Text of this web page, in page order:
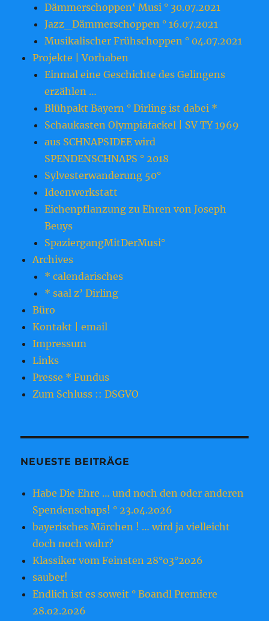
Dämmerschoppen‘ Musi ° 30.07.2021
Jazz_Dämmerschoppen ° 16.07.2021
Musikalischer Frühschoppen ° 04.07.2021
Projekte | Vorhaben
Einmal eine Geschichte des Gelingens
erzählen …
Blühpakt Bayern ° Dirling ist dabei *
Schaukasten Olympiafackel | SV TY 1969
aus SCHNAPSIDEE wird
SPENDENSCHNAPS ° 2018
Sylvesterwanderung 50°
Ideenwerkstatt
Eichenpflanzung zu Ehren von Joseph
Beuys
SpaziergangMitDerMusi°
Archives
* calendarisches
* saal z’ Dirling
Büro
Kontakt | email
Impressum
Links
Presse * Fundus
Zum Schluss :: DSGVO
NEUESTE BEITRÄGE
Habe Die Ehre … und noch den oder anderen
Spendenschaps! ° 23.o4.2o26
bayerisches Märchen ! … wird ja vielleicht
doch noch wahr?
Klassiker vom Feinsten 28°o3°2o26
sauber!
Endlich ist es soweit ° Boandl Premiere
28.o2.2o26